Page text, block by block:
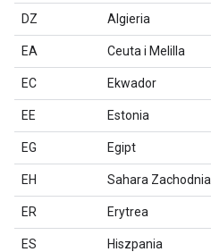
DZ Algieria
EA Ceuta i Melilla
EC Ekwador
EE Estonia
EG Egipt
EH Sahara Zachodnia
ER Erytrea
ES Hiszpania